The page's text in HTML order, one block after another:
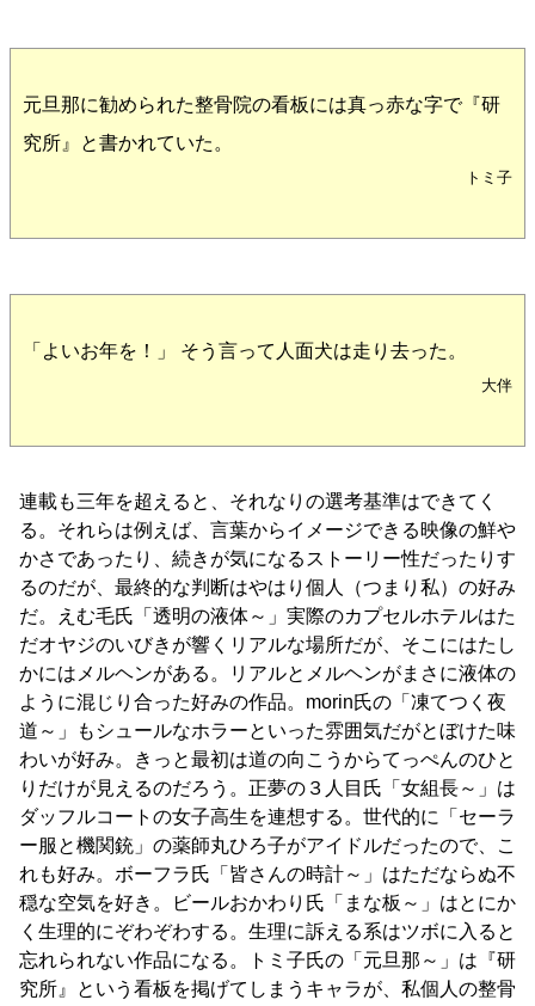
元旦那に勧められた整骨院の看板には真っ赤な字で『研
究所』と書かれていた。
トミ子
「よいお年を！」 そう言って人面犬は走り去った。
大伴
連載も三年を超えると、それなりの選考基準はできてく
る。それらは例えば、言葉からイメージできる映像の鮮や
かさであったり、続きが気になるストーリー性だったりす
るのだが、最終的な判断はやはり個人（つまり私）の好み
だ。えむ毛氏「透明の液体～」実際のカプセルホテルはた
だオヤジのいびきが響くリアルな場所だが、そこにはたし
かにはメルヘンがある。リアルとメルヘンがまさに液体の
ように混じり合った好みの作品。morin氏の「凍てつく夜
道～」もシュールなホラーといった雰囲気だがとぼけた味
わいが好み。きっと最初は道の向こうからてっぺんのひと
りだけが見えるのだろう。正夢の３人目氏「女組長～」は
ダッフルコートの女子高生を連想する。世代的に「セーラ
ー服と機関銃」の薬師丸ひろ子がアイドルだったので、こ
れも好み。ボーフラ氏「皆さんの時計～」はただならぬ不
穏な空気を好き。ビールおかわり氏「まな板～」はとにか
く生理的にぞわぞわする。生理に訴える系はツボに入ると
忘れられない作品になる。トミ子氏の「元旦那～」は『研
究所』という看板を掲げてしまうキャラが、私個人の整骨